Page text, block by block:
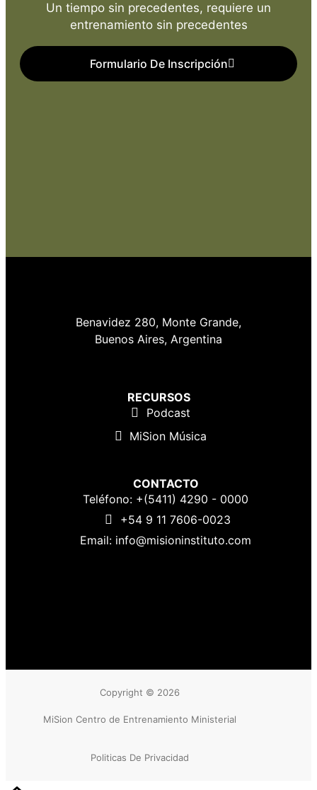
Un tiempo sin precedentes, requiere un
entrenamiento sin precedentes
Formulario De Inscripción
Benavidez 280, Monte Grande,
Buenos Aires, Argentina
RECURSOS
Podcast
MiSion Música
CONTACTO
Teléfono: +(5411) 4290 - 0000
+54 9 11 7606-0023
Email: info@misioninstituto.com
Copyright © 2026
MiSion Centro de Entrenamiento Ministerial
Politicas De Privacidad